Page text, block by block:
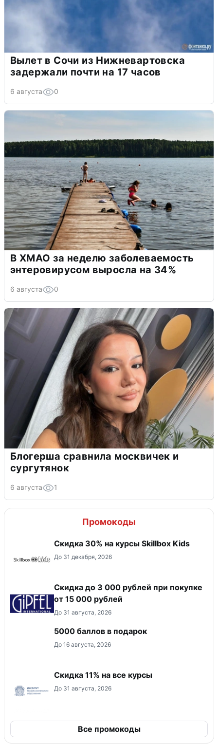
Вылет в Сочи из Нижневартовска
задержали почти на 17 часов
6 августа 0
В ХМАО за неделю заболеваемость
энтеровирусом выросла на 34%
6 августа 0
Блогерша сравнила москвичек и
сургутянок
6 августа 1
Промокоды
Скидка 30% на курсы Skillbox Kids
До 31 декабря, 2026
Скидка до 3 000 рублей при покупке
от 15 000 рублей
До 31 августа, 2026
5000 баллов в подарок
До 16 августа, 2026
Скидка 11% на все курсы
До 31 августа, 2026
Все промокоды